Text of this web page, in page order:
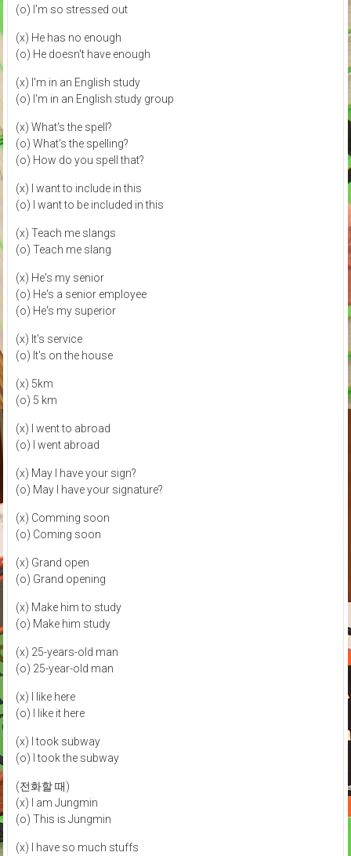
(o) I'm so stressed out
(x) He has no enough
(o) He doesn't have enough
(x) I'm in an English study
(o) I'm in an English study group
(x) What's the spell?
(o) What's the spelling?
(o) How do you spell that?
(x) I want to include in this
(o) I want to be included in this
(x) Teach me slangs
(o) Teach me slang
(x) He's my senior
(o) He's a senior employee
(o) He's my superior
(x) It's service
(o) It's on the house
(x) 5km
(o) 5 km
(x) I went to abroad
(o) I went abroad
(x) May I have your sign?
(o) May I have your signature?
(x) Comming soon
(o) Coming soon
(x) Grand open
(o) Grand opening
(x) Make him to study
(o) Make him study
(x) 25-years-old man
(o) 25-year-old man
(x) I like here
(o) I like it here
(x) I took subway
(o) I took the subway
(전화할 때)
(x) I am Jungmin
(o) This is Jungmin
(x) I have so much stuffs